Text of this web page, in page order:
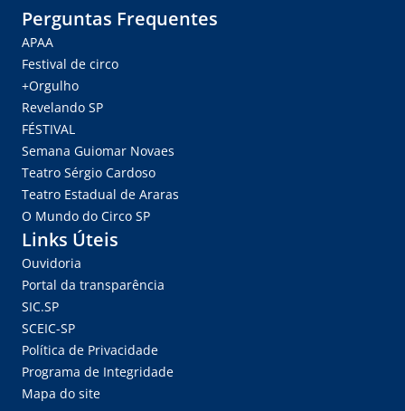
Perguntas Frequentes
APAA
Festival de circo
+Orgulho
Revelando SP
FÉSTIVAL
Semana Guiomar Novaes
Teatro Sérgio Cardoso
Teatro Estadual de Araras
O Mundo do Circo SP
Links Úteis
Ouvidoria
Portal da transparência
SIC.SP
SCEIC-SP
Política de Privacidade
Programa de Integridade
Mapa do site